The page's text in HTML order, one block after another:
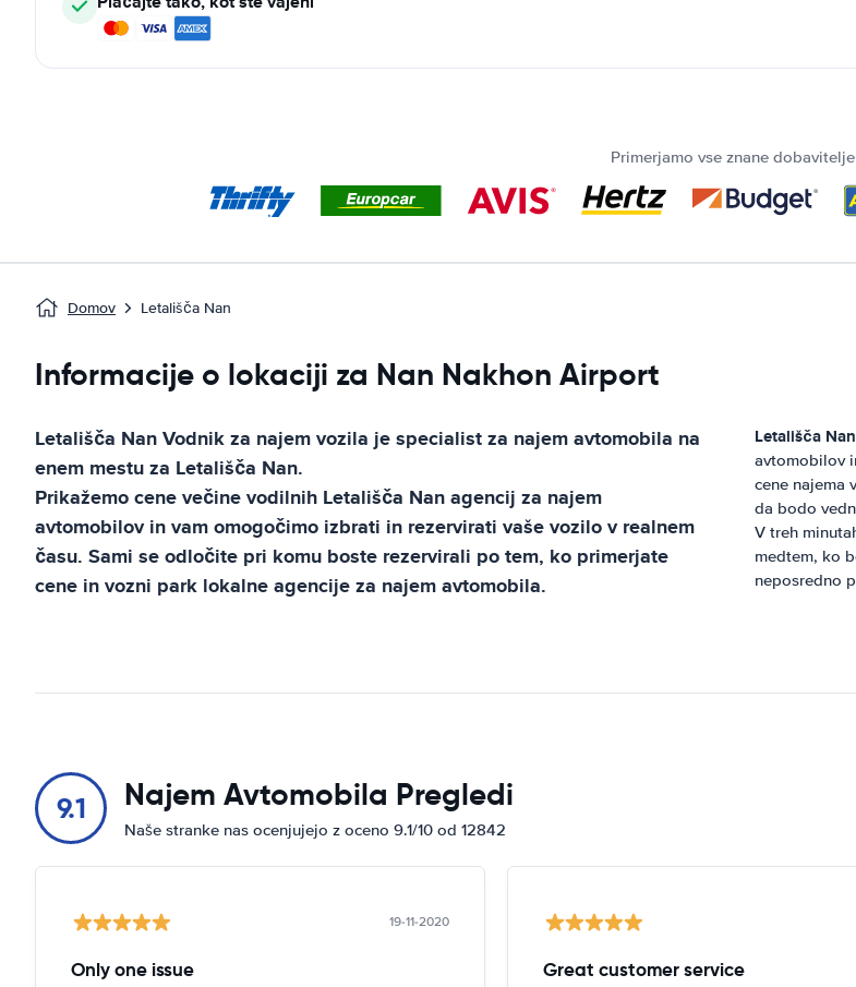
Primerjamo vse znane dobavitelje
Domov Letališča Nan
Informacije o lokaciji za Nan Nakhon Airport
Letališča NanVodnik za najem vozila je specialist za najem avtomobila na
enem mestu za Letališča Nan.
Prikažemo cene večine vodilnih Letališča Nanagencij za najem
avtomobilov in vam omogočimo izbrati in rezervirati vaše vozilo v realnem
času. Sami se odločite pri komu boste rezervirali po tem, ko primerjate
cene in vozni park lokalne agencije za najem avtomobila.
Letališča Nan
avtomobilov
cene najema
da bodo
V treh
medtem, ko
neposredno
9.1 Najem Avtomobila Pregledi
Naše stranke nas ocenjujejo z oceno 9.1/10 od 12842
19-11-2020
Only one issue Great customer service